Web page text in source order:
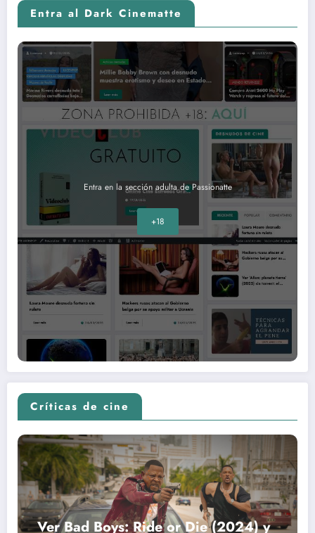
Entra al Dark Cinematte
Entra en la sección adulta de Passionatte
+18
Críticas de cine
Ver Bad Boys: Ride or Die (2024) y